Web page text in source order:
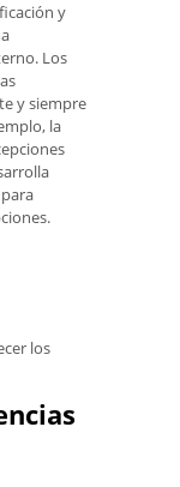
y
Los
y siempre
la
los